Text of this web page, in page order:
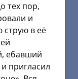
тех пор,
и
струю в её
ебавший
пригласил